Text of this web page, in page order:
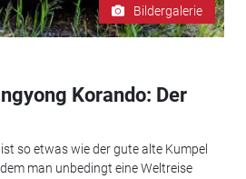
Bildergalerie
Korando: Der
so etwas wie der gute alte Kumpel
man unbedingt eine Weltreise